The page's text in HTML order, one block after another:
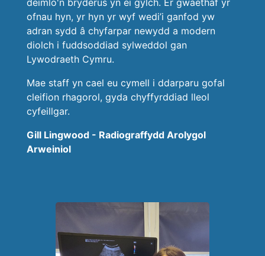
ofnau hyn, yr hyn yr wyf wedi’i ganfod yw
adran sydd â chyfarpar newydd a modern
diolch i fuddsoddiad sylweddol gan
Lywodraeth Cymru.
Mae staff yn cael eu cymell i ddarparu gofal
cleifion rhagorol, gyda chyffyrddiad lleol
cyfeillgar.
Gill Lingwood - Radiograffydd Arolygol
Arweiniol